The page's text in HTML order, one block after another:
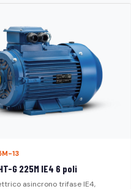
13
G 225M IE4 6 poli
asincrono trifase IE4,